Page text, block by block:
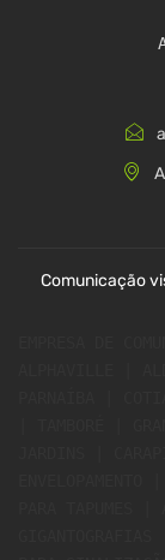
Comunicação